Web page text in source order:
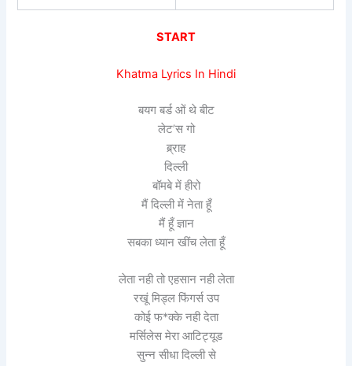
START
Khatma Lyrics In Hindi
बयग बर्ड ओं थे बीट
लेट’स गो
ब्र्राह
दिल्ली
बॉमबे में हीरो
मैं दिल्ली में नेता हूँ
मैं हूँ ज्ञान
सबका ध्यान खींच लेता हूँ
लेता नही तो एहसान नही लेता
रखूं मिड्ल फिंगर्स उप
कोई फ*क्के नही देता
मर्सिलेस मेरा आटिट्यूड
सुन्न सीधा दिल्ली से